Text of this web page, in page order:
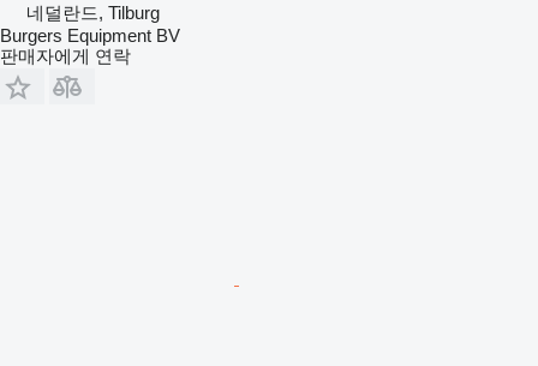
네덜란드, Tilburg
Burgers Equipment BV
판매자에게 연락